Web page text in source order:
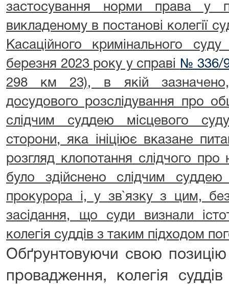
застосування норми права у
викладеному в постанові колегії
Касаційного кримінального
березня 2023 року у справі № 336/
298 км 23), в якій
досудового розслідування про
слідчим суддею місцевого
сторони, яка ініціює вказане
розгляд клопотання слідчого
було здійснено слідчим
прокурора і, у зв`язку з цим, без
засідання, що суди визнали
колегія суддів з таким підходом
Обґрунтовуючи свою
провадження, колегія